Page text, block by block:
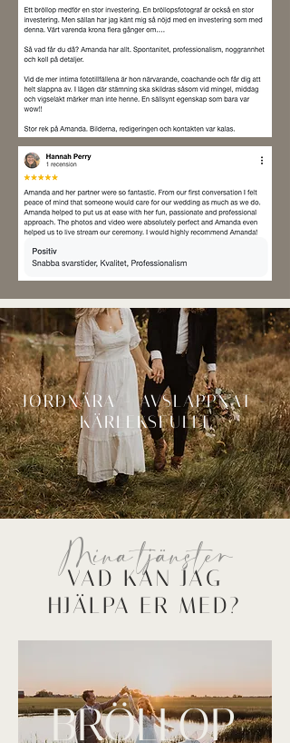
JORDNÄRA - AVSLAPPNAT -
KÄRLEKSFULLT
Mina tjänster
VAD KAN JAG
HJÄLPA ER MED?
BRÖLLOP